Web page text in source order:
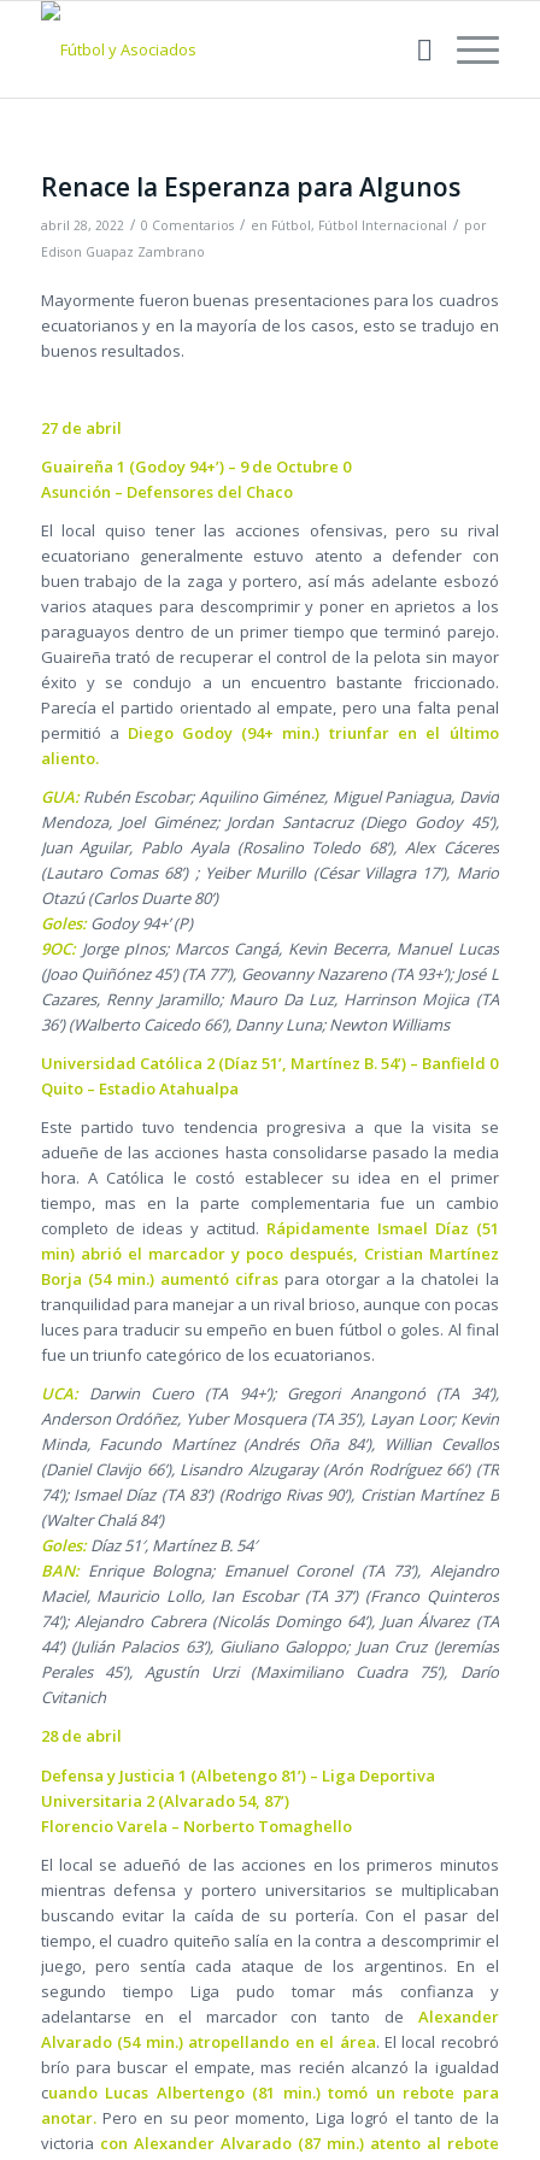
Renace la Esperanza para Algunos
abril 28, 2022 / 0 Comentarios / en Fútbol, Fútbol Internacional / por
Edison Guapaz Zambrano
Mayormente fueron buenas presentaciones para los cuadros
ecuatorianos y en la mayoría de los casos, esto se tradujo en
buenos resultados.
27 de abril
Guaireña 1 (Godoy 94+’) – 9 de Octubre 0
Asunción – Defensores del Chaco
El local quiso tener las acciones ofensivas, pero su rival
ecuatoriano generalmente estuvo atento a defender con
buen trabajo de la zaga y portero, así más adelante esbozó
varios ataques para descomprimir y poner en aprietos a los
paraguayos dentro de un primer tiempo que terminó parejo.
Guaireña trató de recuperar el control de la pelota sin mayor
éxito y se condujo a un encuentro bastante friccionado.
Parecía el partido orientado al empate, pero una falta penal
permitió a Diego Godoy (94+ min.) triunfar en el último
aliento.
GUA:Rubén Escobar; Aquilino Giménez, Miguel Paniagua, David
Mendoza, Joel Giménez; Jordan Santacruz (Diego Godoy 45’),
Juan Aguilar, Pablo Ayala (Rosalino Toledo 68’), Alex Cáceres
(Lautaro Comas 68’) ; Yeiber Murillo (César Villagra 17’), Mario
Otazú (Carlos Duarte 80’)
Goles:Godoy 94+’ (P)
9OC:Jorge pInos; Marcos Cangá, Kevin Becerra, Manuel Lucas
(Joao Quiñónez 45’) (TA 77’), Geovanny Nazareno (TA 93+’); José L
Cazares, Renny Jaramillo; Mauro Da Luz, Harrinson Mojica (TA
36’) (Walberto Caicedo 66’), Danny Luna; Newton Williams
Universidad Católica 2 (Díaz 51’, Martínez B. 54’) – Banfield 0
Quito – Estadio Atahualpa
Este partido tuvo tendencia progresiva a que la visita se
adueñe de las acciones hasta consolidarse pasado la media
hora. A Católica le costó establecer su idea en el primer
tiempo, mas en la parte complementaria fue un cambio
completo de ideas y actitud. Rápidamente Ismael Díaz (51
min) abrió el marcador y poco después, Cristian Martínez
Borja (54 min.) aumentó cifraspara otorgar a la chatolei la
tranquilidad para manejar a un rival brioso, aunque con pocas
luces para traducir su empeño en buen fútbol o goles. Al final
fue un triunfo categórico de los ecuatorianos.
UCA:Darwin Cuero (TA 94+’); Gregori Anangonó (TA 34’),
Anderson Ordóñez, Yuber Mosquera (TA 35’), Layan Loor; Kevin
Minda, Facundo Martínez (Andrés Oña 84’), Willian Cevallos
(Daniel Clavijo 66’), Lisandro Alzugaray (Arón Rodríguez 66’) (TR
74’); Ismael Díaz (TA 83’) (Rodrigo Rivas 90’), Cristian Martínez B
(Walter Chalá 84’)
Goles:Díaz 51′, Martínez B. 54′
BAN:Enrique Bologna; Emanuel Coronel (TA 73’), Alejandro
Maciel, Mauricio Lollo, Ian Escobar (TA 37’) (Franco Quinteros
74’); Alejandro Cabrera (Nicolás Domingo 64’), Juan Álvarez (TA
44’) (Julián Palacios 63’), Giuliano Galoppo; Juan Cruz (Jeremías
Perales 45’), Agustín Urzi (Maximiliano Cuadra 75’), Darío
Cvitanich
28 de abril
Defensa y Justicia 1 (Albetengo 81’) – Liga Deportiva
Universitaria 2 (Alvarado 54, 87’)
Florencio Varela – Norberto Tomaghello
El local se adueñó de las acciones en los primeros minutos
mientras defensa y portero universitarios se multiplicaban
buscando evitar la caída de su portería. Con el pasar del
tiempo, el cuadro quiteño salía en la contra a descomprimir el
juego, pero sentía cada ataque de los argentinos. En el
segundo tiempo Liga pudo tomar más confianza y
adelantarse en el marcador con tanto de Alexander
Alvarado (54 min.) atropellando en el área. El local recobró
brío para buscar el empate, mas recién alcanzó la igualdad
cuando Lucas Albertengo (81 min.) tomó un rebote para
anotar.Pero en su peor momento, Liga logró el tanto de la
victoria con Alexander Alvarado (87 min.) atento al rebote